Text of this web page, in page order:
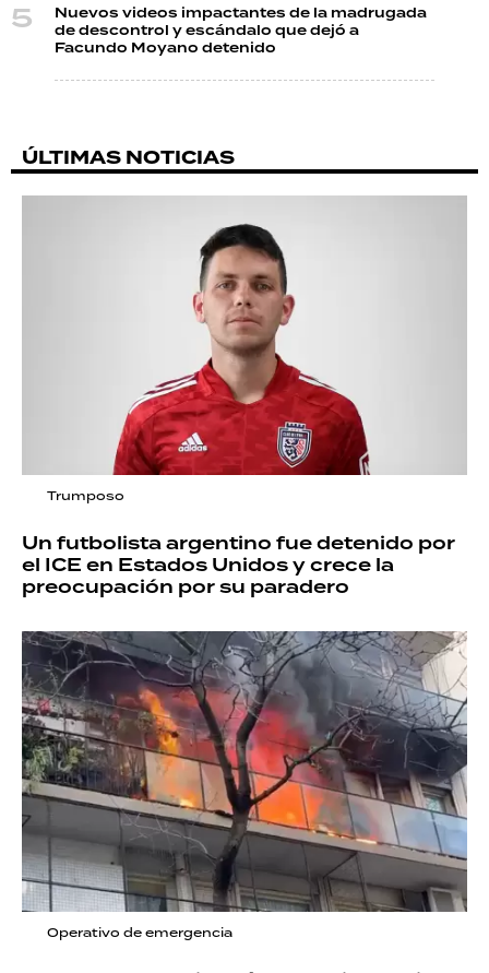
Nuevos videos impactantes de la madrugada
de descontrol y escándalo que dejó a
Facundo Moyano detenido
ÚLTIMAS NOTICIAS
Trumposo
Un futbolista argentino fue detenido por
el ICE en Estados Unidos y crece la
preocupación por su paradero
Operativo de emergencia